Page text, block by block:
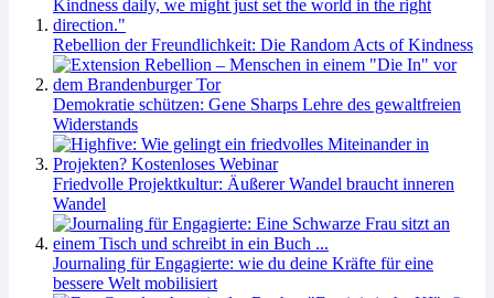
Rebellion der Freundlichkeit: Die Random Acts of Kindness
Demokratie schützen: Gene Sharps Lehre des gewaltfreien
Widerstands
Friedvolle Projektkultur: Äußerer Wandel braucht inneren
Wandel
Journaling für Engagierte: wie du deine Kräfte für eine
bessere Welt mobilisiert